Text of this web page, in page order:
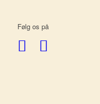
Følg os på